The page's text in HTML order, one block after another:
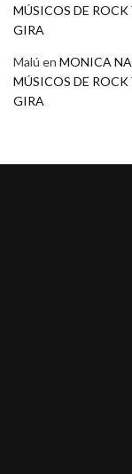
MÚSICOS DE ROCK
GIRA
Malú en MONICA
MÚSICOS DE ROCK
GIRA